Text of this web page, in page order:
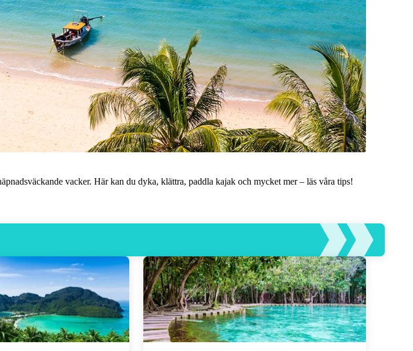
vacker. Här kan du dyka, klättra, paddla kajak och mycket mer – läs våra tips!